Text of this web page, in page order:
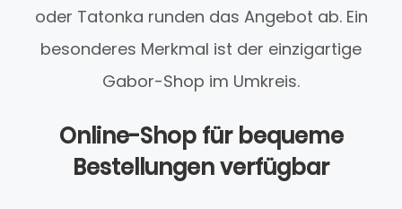
oder Tatonka runden das Angebot ab. Ein
besonderes Merkmal ist der einzigartige
Gabor-Shop im Umkreis.
Online-Shop für bequeme
Bestellungen verfügbar